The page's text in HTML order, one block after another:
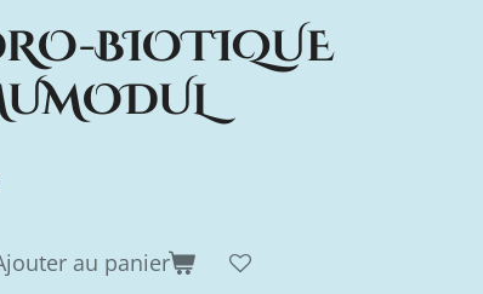
BIOTIQUE
au panier